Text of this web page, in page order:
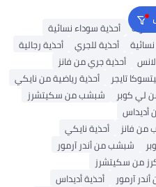
أحذية سوداء نسائية
أحذية للجري
أحذية رجالية
أحذية جري من فانز
تايجر
أحذية رياضية من نايكي
لي كوبر
شبشب من سكيتشرز
أديداس
فانز
أحذية نايكي
شبشب من أندر آرمور
من سكيتشرز
آرمور
أحذية أديداس